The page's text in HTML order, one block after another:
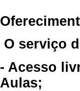
O serviço
- Acesso
Aulas;